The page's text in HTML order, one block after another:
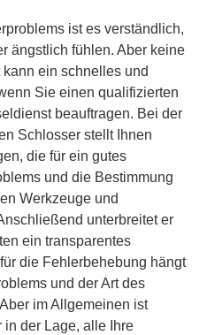
ist es verständlich,
ängstlich fühlen. Aber keine
ein schnelles und
Sie einen qualifizierten
beauftragen. Bei der
Schlosser stellt Ihnen
die für ein gutes
und die Bestimmung
Werkzeuge und
unterbreitet er
ein transparentes
die Fehlerbehebung hängt
und der Art des
im Allgemeinen ist
in der Lage, alle Ihre